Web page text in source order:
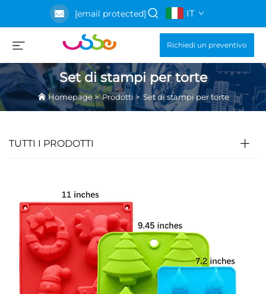
[email protected] IT
Richiedi un preventivo
Set di stampi per torte
Homepage>Prodotti >Set di stampi per torte
TUTTI I PRODOTTI